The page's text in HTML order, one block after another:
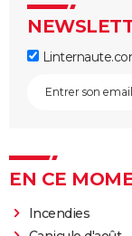
EN CE
Incendies